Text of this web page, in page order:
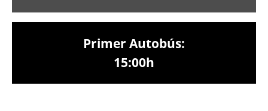
Primer Autobús:
15:00h